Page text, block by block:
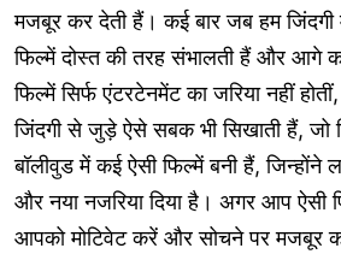
मजबूर कर देती हैं। कई बार जब हम
फिल्में दोस्त की तरह संभालती हैं और आगे का
फिल्में सिर्फ एंटरटेनमेंट का जरिया नहीं
जिंदगी से जुड़े ऐसे सबक भी सिखाती हैं, जो
बॉलीवुड में कई ऐसी फिल्में बनी हैं, जिन्होंने
और नया नजरिया दिया है। अगर आप ऐसी
आपको मोटिवेट करें और सोचने पर मजबूर